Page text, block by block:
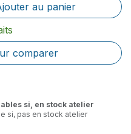
au panier
comparer
si, en stock atelier
si, pas en stock atelier